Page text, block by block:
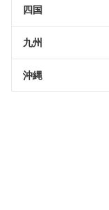
四国
九州
沖縄